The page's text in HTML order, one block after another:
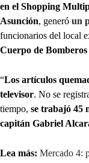
en el Shopping
Asunción, generó un
funcionarios del local
Cuerpo de
“Los artículos
televisor. No se
tiempo, se trabajó 45
capitán Gabriel
Lea más: Mercado 4: